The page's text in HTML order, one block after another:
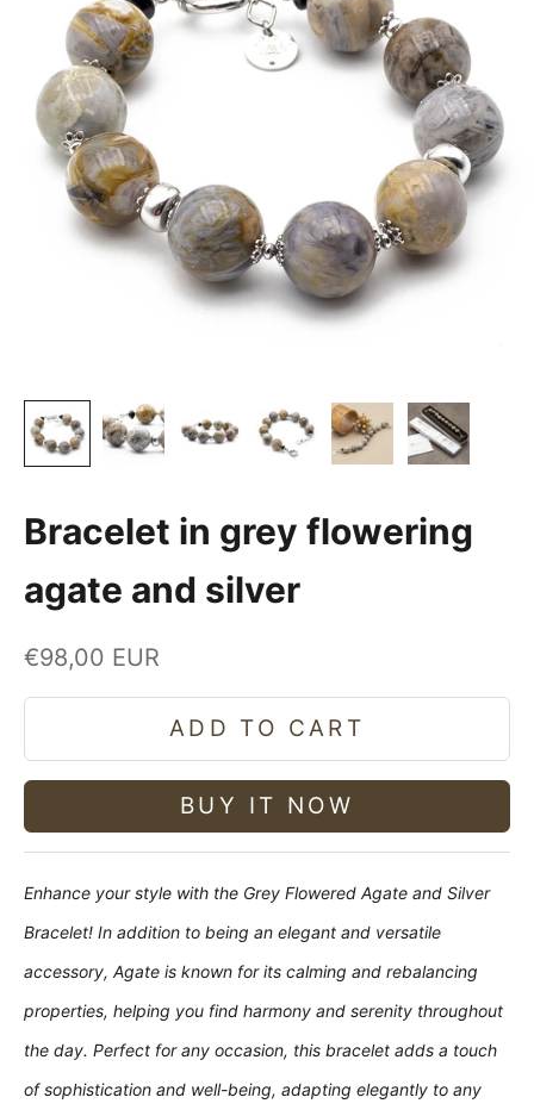
Bracelet in grey flowering
agate and silver
Sale price
€98,00 EUR
ADD TO CART
BUY IT NOW
Enhance your style with the Grey Flowered Agate and Silver
Bracelet! In addition to being an elegant and versatile
accessory, Agate is known for its calming and rebalancing
properties, helping you find harmony and serenity throughout
the day. Perfect for any occasion, this bracelet adds a touch
of sophistication and well-being, adapting elegantly to any